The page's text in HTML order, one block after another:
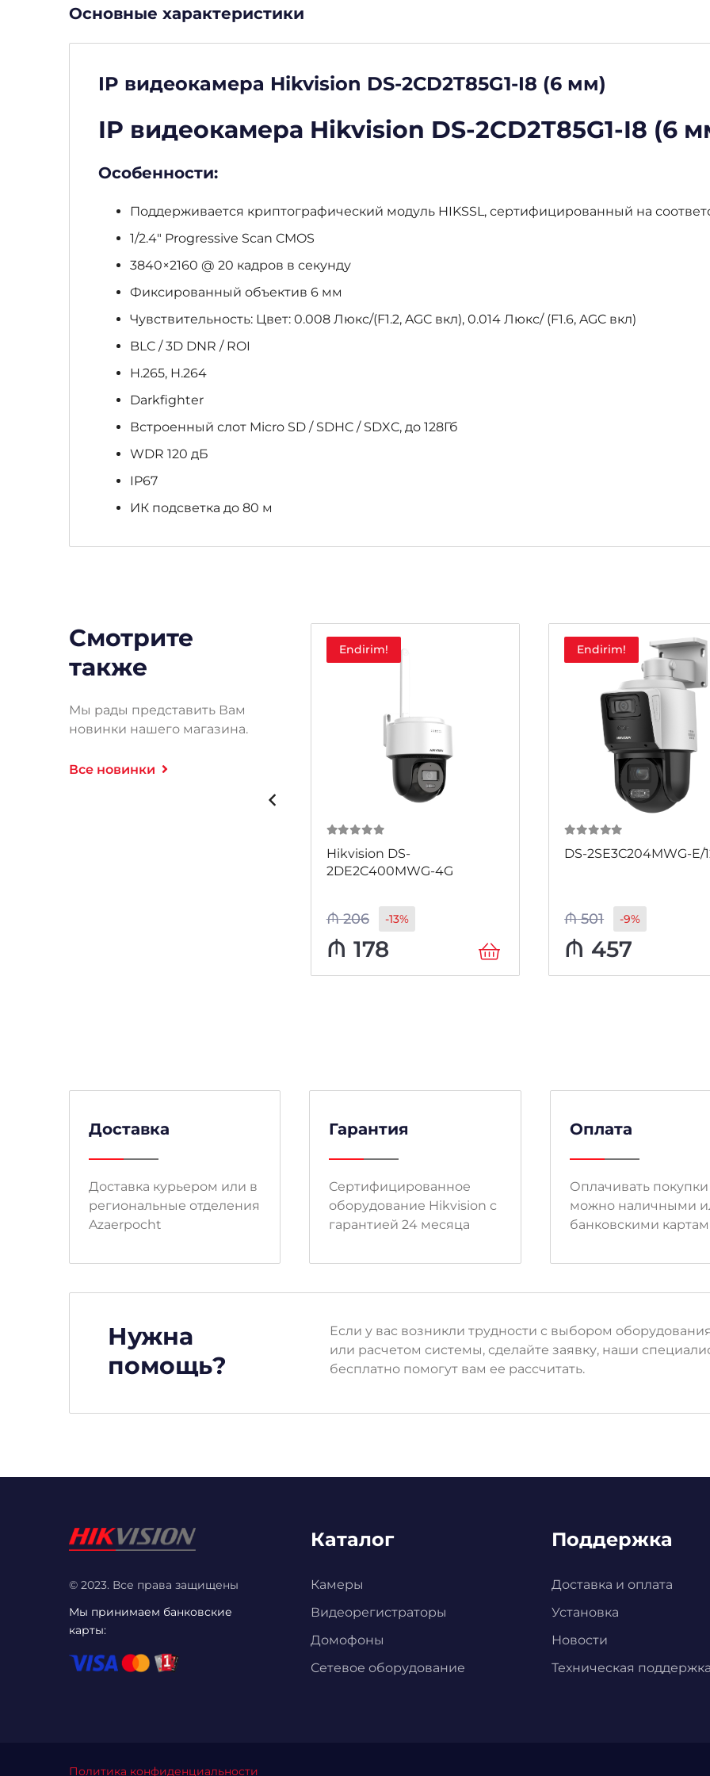
Основные характеристики
IP видеокамера Hikvision DS-2CD2T85G1-I8 (6 мм)
IP видеокамера Hikvision DS-2CD2T85G1-I8 (6
Особенности:
Поддерживается криптографический модуль HIKSSL, сертифицированный на
1/2.4″ Progressive Scan CMOS
3840×2160 @ 20 кадров в секунду
Фиксированный объектив 6 мм
Чувствительность: Цвет: 0.008 Люкс/(F1.2, AGC вкл), 0.014 Люкс/ (F1.6, AGC вкл)
BLC / 3D DNR / ROI
H.265, H.264
Darkfighter
Встроенный слот Micro SD / SDHC / SDXC, до 128Гб
WDR 120 дБ
IP67
ИК подсветка до 80 м
Смотрите
также
Мы рады представить Вам
новинки нашего магазина.
Все новинки
Endirim! Endirim!
Hikvision DS-
2DE2C400MWG-4G
₼206 -13%
₼ 178
Endirim!
DS-2SE3C204MWG-E/
₼501 -9%
₼ 457
Доставка
Доставка курьером или в
региональные отделения
Azaerpocht
Гарантия
Сертифицированное
оборудование Hikvision с
гарантией 24 месяца
Оплата
Оплачивать покупки
можно наличными
банковскими
Нужна
помощь?
Если у вас возникли трудности с выбором оборудования
или расчетом системы, сделайте заявку, наши
бесплатно помогут вам ее рассчитать.
© 2023. Все права защищены
Мы принимаем банковские
карты:
Каталог
Камеры
Видеорегистраторы
Домофоны
Сетевое оборудование
Поддержка
Доставка и оплата
Установка
Новости
Техническая поддержка
Политика конфиденциальности